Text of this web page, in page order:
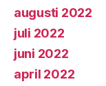
augusti 2022
juli 2022
juni 2022
april 2022